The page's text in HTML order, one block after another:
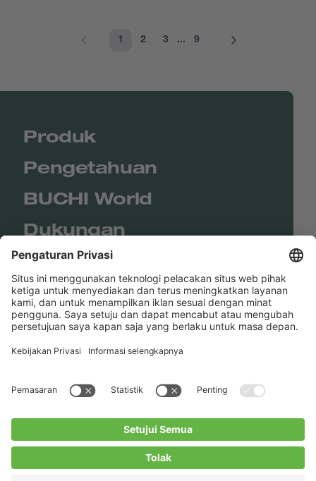
1 2 3 ... 9
Produk
Pengetahuan
BUCHI World
Dukungan
Shop
Contact us
BUCHI Worldwide
Blogs